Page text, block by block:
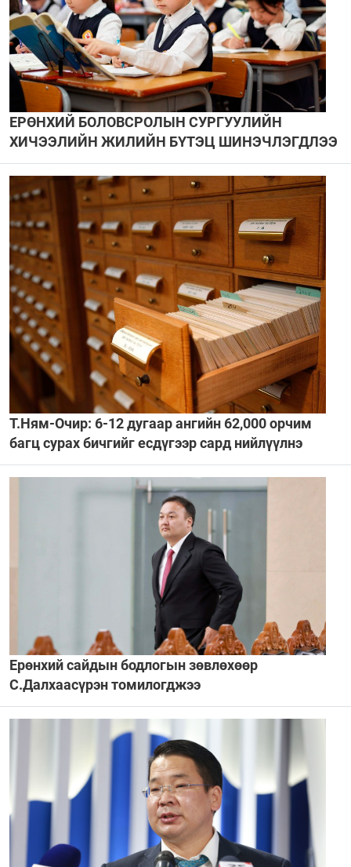
ЕРӨНХИЙ БОЛОВСРОЛЫН СУРГУУЛИЙН
ХИЧЭЭЛИЙН ЖИЛИЙН БҮТЭЦ ШИНЭЧЛЭГДЛЭЭ
Т.Ням-Очир: 6-12 дугаар ангийн 62,000 орчим
багц сурах бичгийг есдүгээр сард нийлүүлнэ
Ерөнхий сайдын бодлогын зөвлөхөөр
С.Далхаасүрэн томилогджээ